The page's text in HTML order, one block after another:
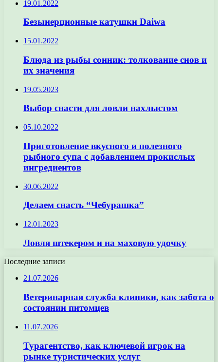
19.01.2022
Безынерционные катушки Daiwa
15.01.2022
Блюда из рыбы сонник: толкование снов и
их значения
19.05.2023
Выбор снасти для ловли нахлыстом
05.10.2022
Приготовление вкусного и полезного
рыбного супа с добавлением прокислых
ингредиентов
30.06.2022
Делаем снасть “Чебурашка”
12.01.2023
Ловля штекером и на маховую удочку
Последние записи
21.07.2026
Ветеринарная служба клиники, как забота о
состоянии питомцев
11.07.2026
Турагентство, как ключевой игрок на
рынке туристических услуг